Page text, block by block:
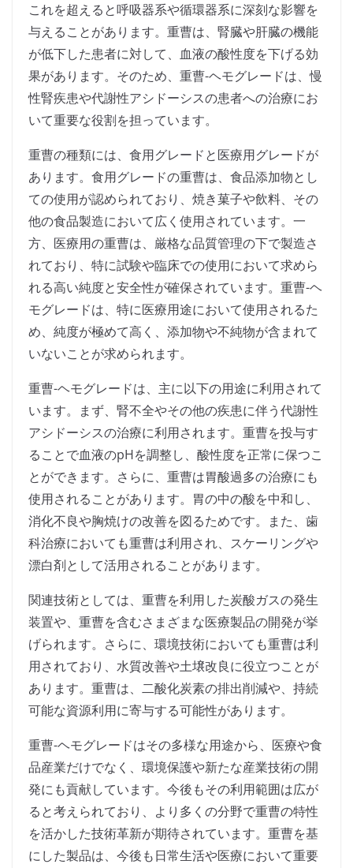
これを超えると呼吸器系や循環器系に深刻な影響を
与えることがあります。重曹は、腎臓や肝臓の機能
が低下した患者に対して、血液の酸性度を下げる効
果があります。そのため、重曹-ヘモグレードは、慢
性腎疾患や代謝性アシドーシスの患者への治療にお
いて重要な役割を担っています。
重曹の種類には、食用グレードと医療用グレードが
あります。食用グレードの重曹は、食品添加物とし
ての使用が認められており、焼き菓子や飲料、その
他の食品製造において広く使用されています。一
方、医療用の重曹は、厳格な品質管理の下で製造さ
れており、特に試験や臨床での使用において求めら
れる高い純度と安全性が確保されています。重曹-ヘ
モグレードは、特に医療用途において使用されるた
め、純度が極めて高く、添加物や不純物が含まれて
いないことが求められます。
重曹-ヘモグレードは、主に以下の用途に利用されて
います。まず、腎不全やその他の疾患に伴う代謝性
アシドーシスの治療に利用されます。重曹を投与す
ることで血液のpHを調整し、酸性度を正常に保つこ
とができます。さらに、重曹は胃酸過多の治療にも
使用されることがあります。胃の中の酸を中和し、
消化不良や胸焼けの改善を図るためです。また、歯
科治療においても重曹は利用され、スケーリングや
漂白剤として活用されることがあります。
関連技術としては、重曹を利用した炭酸ガスの発生
装置や、重曹を含むさまざまな医療製品の開発が挙
げられます。さらに、環境技術においても重曹は利
用されており、水質改善や土壌改良に役立つことが
あります。重曹は、二酸化炭素の排出削減や、持続
可能な資源利用に寄与する可能性があります。
重曹-ヘモグレードはその多様な用途から、医療や食
品産業だけでなく、環境保護や新たな産業技術の開
発にも貢献しています。今後もその利用範囲は広が
ると考えられており、より多くの分野で重曹の特性
を活かした技術革新が期待されています。重曹を基
にした製品は、今後も日常生活や医療において重要